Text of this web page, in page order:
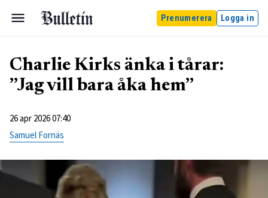
Prenumerera Logga in
Charlie Kirks änka i tårar:
”Jag vill bara åka hem”
26 apr 2026 07:40
Samuel Fornäs